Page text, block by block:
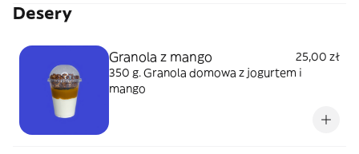
Desery
Granola z mango
25,00 zł
350 g. Granola domowa z jogurtem i
mango